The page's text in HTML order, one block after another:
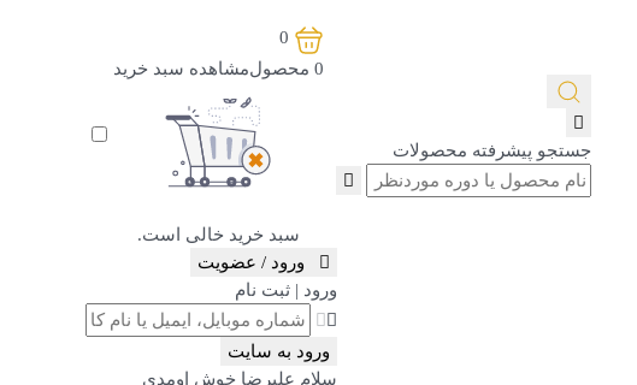
جستجو پیشرفته محصولات
0
0 محصولمشاهده‌ سبد خرید
سبد خرید خالی است.
ورود / عضویت
ورود | ثبت نام
ورود به سایت
سلام علیرضا خوش اومدی